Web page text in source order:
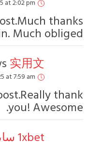
Hey, thanks
Thanks for the